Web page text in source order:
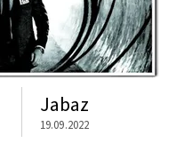
Jabaz
19.09.2022